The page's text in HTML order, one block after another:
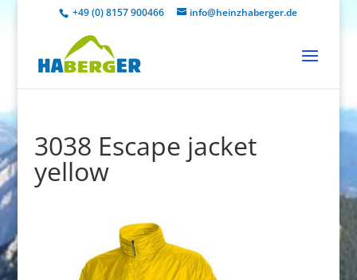
+49 (0) 8157 900466 info@heinzhaberger.de
3038 Escape jacket
yellow